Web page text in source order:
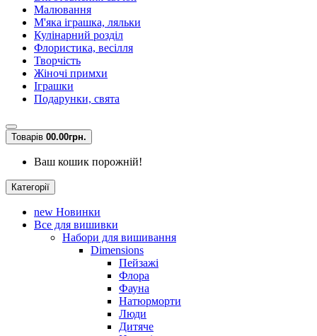
Малювання
М'яка іграшка, ляльки
Кулінарний розділ
Флористика, весілля
Творчість
Жіночі примхи
Іграшки
Подарунки, свята
Товарів 00.00грн.
Ваш кошик порожній!
Категорії
new Новинки
Все для вишивки
Набори для вишивання
Dimensions
Пейзажі
Флора
Фауна
Натюрморти
Люди
Дитяче